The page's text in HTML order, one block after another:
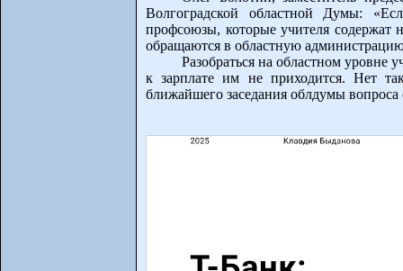
Волгоградской областной Думы:
профсоюзы, которые учителя содержат
обращаются в областную
Разобраться на областном уровне
к зарплате им не приходится. Нет
ближайшего заседания облдумы